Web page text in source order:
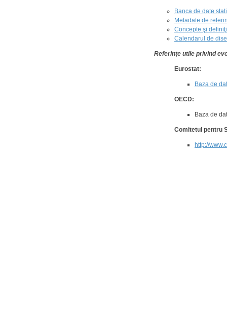
Banca de date
Metadate de
Concepte şi
Calendarul de
Referințe utile privind
Eurostat:
Baza de
OECD:
Baza de
Comitetul pentru
http://